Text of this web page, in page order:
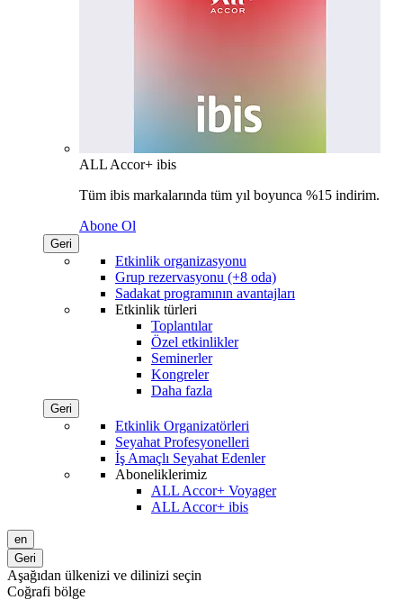
ALL Accor+ ibis
Tüm ibis markalarında tüm yıl boyunca %15 indirim.
Abone Ol
Geri
Etkinlik organizasyonu
Grup rezervasyonu (+8 oda)
Sadakat programının avantajları
Etkinlik türleri
Toplantılar
Özel etkinlikler
Seminerler
Kongreler
Daha fazla
Geri
Etkinlik Organizatörleri
Seyahat Profesyonelleri
İş Amaçlı Seyahat Edenler
Aboneliklerimiz
ALL Accor+ Voyager
ALL Accor+ ibis
en
Geri
Aşağıdan ülkenizi ve dilinizi seçin
Coğrafi bölge